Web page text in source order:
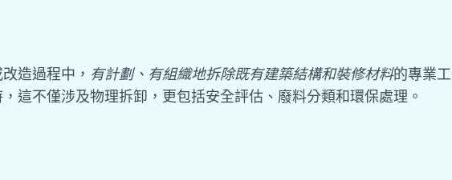
造過程中， 有計劃、有組織地拆除既有建築結構和裝修材料的專業工
這不僅涉及物理拆卸，更包括安全評估、廢料分類和環保處理。